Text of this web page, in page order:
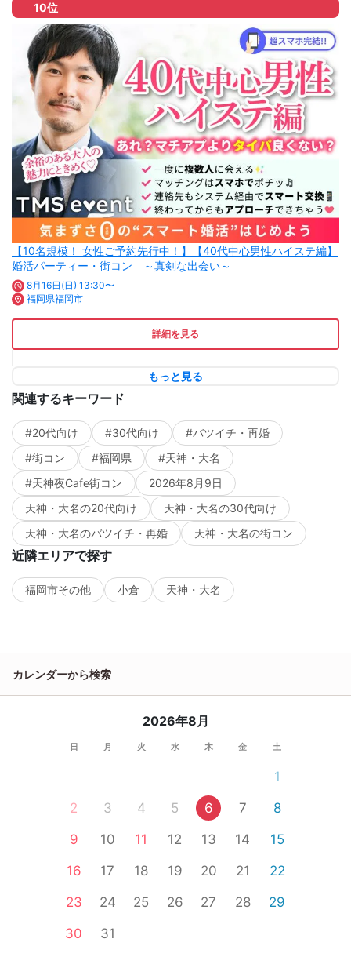
10位
【10名規模！ 女性ご予約先行中！】【40代中心男性ハイステ編】
婚活パーティー・街コン ～真剣な出会い～
8月16日(日) 13:30〜
福岡県福岡市
詳細を見る
もっと見る
関連するキーワード
#20代向け #30代向け
#バツイチ・再婚
#街コン
#福岡県
#天神・大名
#天神夜Cafe街コン
2026年8月9日
天神・大名の20代向け
天神・大名の30代向け
天神・大名のバツイチ・再婚
天神・大名の街コン
近隣エリアで探す
福岡市その他 小倉 天神・大名
カレンダーから検索
2026年8月
日 月 火 水 木 金 土
1
2
3 4 5 6 7
8
9
10 11 12 13 14
15
16
17 18 19 20 21
22
23
24 25 26 27 28
29
30
31